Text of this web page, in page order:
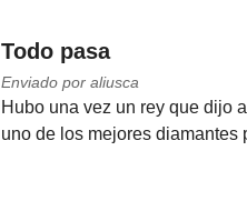
Todo pasa
Enviado por aliusca
Hubo una vez un rey que dijo
uno de los mejores